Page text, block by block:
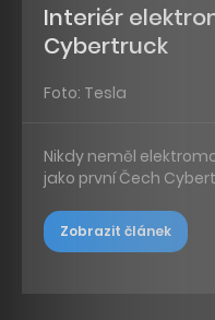
Interiér
Cybertruck
Foto: Tesla
Nikdy neměl
jako první Čech
Zobrazit článek